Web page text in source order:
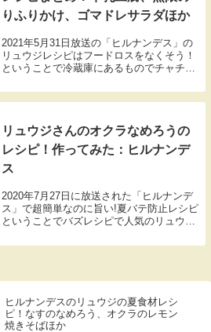
りふりかけ、ゴマドレサラダほか
2021年5月31日放送の「ヒルナンデス」の
リュウジレシピはフードロスをなくそう！
ということで冷蔵庫にあるものでチャチャ
た。ハナコの岡部さん・菊田さんとニコル
さんが調理します。・レンジ豚つくね・ホ
リュウジさんのオクラなめろうの
レシピ！作ってみた：ヒルナンデ
ス
2020年7月27日に放送された「ヒルナンデ
ス」で超簡単なのに旨い!夏バテ防止レシピ
ということでバズレシピで人気のリュウジ
葉が家にあったのでリュウジさんが作って
ヒルナンデスのリュウジの夏食材レシ
ピ！なすのなめろう、オクラのレモン
焼きそばほか